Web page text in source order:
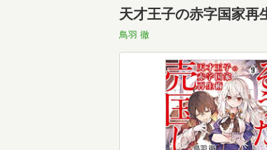
天才王子の赤字国家再
鳥羽 徹